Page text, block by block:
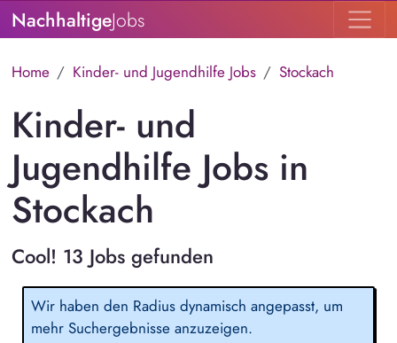
NachhaltigeJobs
Home Kinder- und Jugendhilfe Jobs Stockach
Kinder- und
Jugendhilfe Jobs in
Stockach
Cool! 13 Jobs gefunden
Wir haben den Radius dynamisch angepasst, um
mehr Suchergebnisse anzuzeigen.